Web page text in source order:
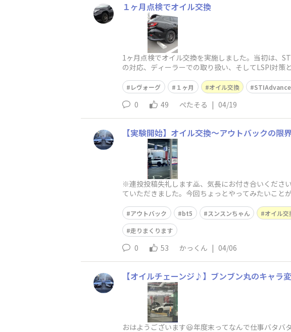
１ヶ月点検でオイル交換
1ヶ月点検でオイル交換を実施しました。当初は、
の対応、ディーラーでの取り扱い、そしてLSPI対
レヴォーグ １ヶ月 オイル交換
0 49 ぺたそる | 04/19
【実験開始】オイル交換〜アウトバックの限
※連投投稿失礼します🙇、気長にお付き合いくださ
ていただきました。今回ちょっとやってみたいこと
アウトバック bt5 スンスンちゃん オイル交
走りまくります
0 53 かっくん | 04/06
【オイルチェーンジ♪】ブンブン丸のキャラ
おはようございます😃年度末ってなんで仕事バタ